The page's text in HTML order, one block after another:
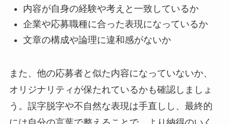
内容が自身の経験や考えと一致しているか
企業や応募職種に合った表現になっているか
文章の構成や論理に違和感がないか
また、他の応募者と似た内容になっていないか、
オリジナリティが保たれているかも確認しましょ
う。誤字脱字や不自然な表現は手直しし、最終的